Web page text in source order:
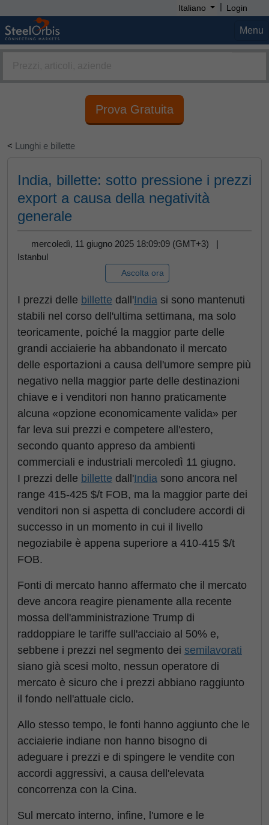
Italiano | Login
Menu
Prova Gratuita
< Lunghi e billette
India, billette: sotto pressione i prezzi
export a causa della negatività
generale
mercoledì, 11 giugno 2025 18:09:09 (GMT+3) |
Istanbul
Ascolta ora
I prezzi delle billette dall'India si sono mantenuti
stabili nel corso dell'ultima settimana, ma solo
teoricamente, poiché la maggior parte delle
grandi acciaierie ha abbandonato il mercato
delle esportazioni a causa dell'umore sempre più
negativo nella maggior parte delle destinazioni
chiave e i venditori non hanno praticamente
alcuna «opzione economicamente valida» per
far leva sui prezzi e competere all'estero,
secondo quanto appreso da ambienti
commerciali e industriali mercoledì 11 giugno.
I prezzi delle billette dall'India sono ancora nel
range 415-425 $/t FOB, ma la maggior parte dei
venditori non si aspetta di concludere accordi di
successo in un momento in cui il livello
negoziabile è appena superiore a 410-415 $/t
FOB.
Fonti di mercato hanno affermato che il mercato
deve ancora reagire pienamente alla recente
mossa dell'amministrazione Trump di
raddoppiare le tariffe sull'acciaio al 50% e,
sebbene i prezzi nel segmento dei semilavorati
siano già scesi molto, nessun operatore di
mercato è sicuro che i prezzi abbiano raggiunto
il fondo nell'attuale ciclo.
Allo stesso tempo, le fonti hanno aggiunto che le
acciaierie indiane non hanno bisogno di
adeguare i prezzi e di spingere le vendite con
accordi aggressivi, a causa dell'elevata
concorrenza con la Cina.
Sul mercato interno, infine, l'umore e le